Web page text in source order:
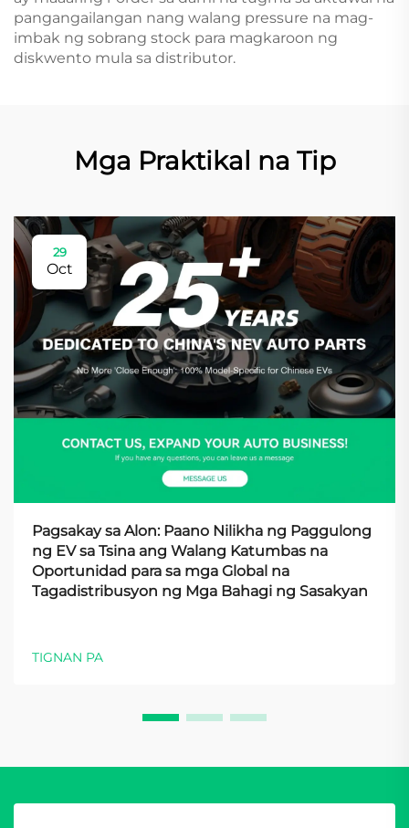
pangangailangan nang walang pressure na mag-
imbak ng sobrang stock para magkaroon ng
diskwento mula sa distributor.
Mga Praktikal na Tip
29
Oct
Pagsakay sa Alon: Paano Nilikha ng Paggulong
ng EV sa Tsina ang Walang Katumbas na
Oportunidad para sa mga Global na
Tagadistribusyon ng Mga Bahagi ng Sasakyan
TIGNAN PA